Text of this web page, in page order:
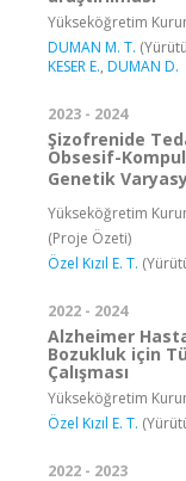
Yükseköğretim
DUMAN M. T.
KESER E., DUMAN D.
2023 - 2024
Şizofrenide
Obsesif-
Genetik
Yükseköğretim
(Proje Özeti)
Özel Kızıl E. T.
2022 - 2024
Alzheimer
Bozukluk için
Çalışması
Yükseköğretim
Özel Kızıl E. T.
2022 - 2023